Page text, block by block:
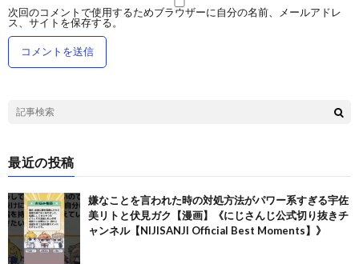
次回のコメントで使用するためブラウザーに自分の名前、メールアドレ
ス、サイトを保存する。
最近の投稿
嫌なことを言われた時の対処方法がパワー系すぎる宇佐
美リトと伏見ガク【漫画】《にじさんじ公式切り抜きチ
ャンネル【NIJISANJI Official Best Moments】》